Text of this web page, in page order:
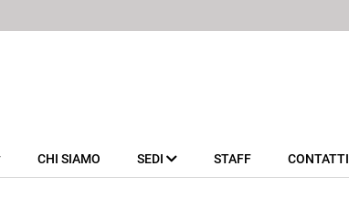
CHI SIAMO SEDI STAFF CONTATTI